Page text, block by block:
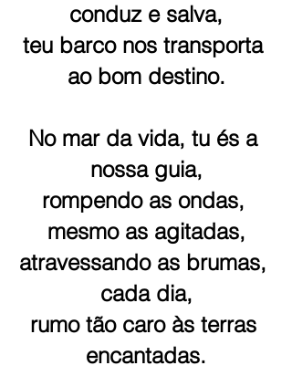
conduz e salva,
teu barco nos transporta
ao bom destino.
No mar da vida, tu és a
nossa guia,
rompendo as ondas,
mesmo as agitadas,
atravessando as brumas,
cada dia,
rumo tão caro às terras
encantadas.